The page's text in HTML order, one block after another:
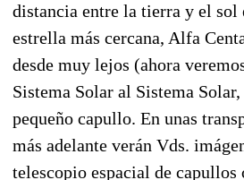
distancia entre la tierra y el sol
estrella más cercana, Alfa
desde muy lejos (ahora
Sistema Solar al Sistema
pequeño capullo. En unas
más adelante verán Vds.
telescopio espacial de capullos